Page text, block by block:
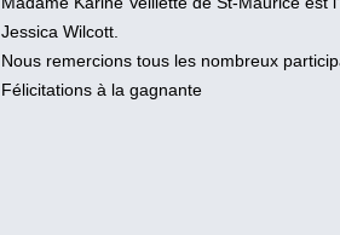
Jessica Wilcott.
Nous remercions tous les nombreux
Félicitations à la gagnante